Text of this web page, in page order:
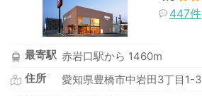
447件
最寄駅 赤岩口駅から 1460m
住所
愛知県豊橋市中岩田3丁目1-3